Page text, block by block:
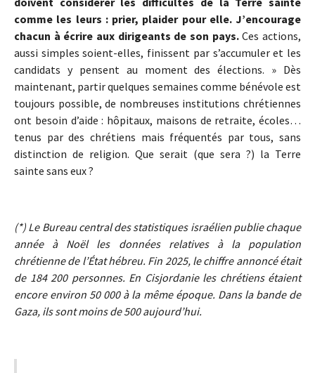
comme les leurs : prier, plaider pour elle. J’encourage
chacun à écrire aux dirigeants de son pays.Ces actions,
aussi simples soient-elles, finissent par s’accumuler et les
candidats y pensent au moment des élections. » Dès
maintenant, partir quelques semaines comme bénévole est
toujours possible, de nombreuses institutions chrétiennes
ont besoin d’aide : hôpitaux, maisons de retraite, écoles…
tenus par des chrétiens mais fréquentés par tous, sans
distinction de religion. Que serait (que sera ?) la Terre
sainte sans eux ?
(*) Le Bureau central des statistiques israélien publie chaque
année à Noël les données relatives à la population
chrétienne de l’État hébreu. Fin 2025, le chiffre annoncé était
de 184 200 personnes. En Cisjordanie les chrétiens étaient
encore environ 50 000 à la même époque. Dans la bande de
Gaza, ils sont moins de 500 aujourd’hui.